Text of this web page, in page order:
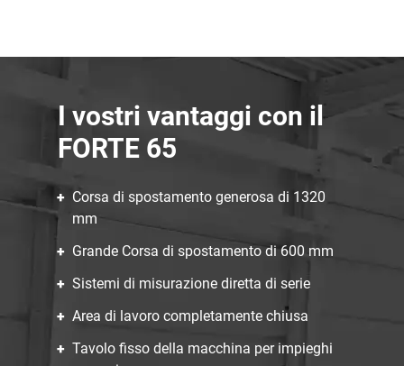
I vostri vantaggi con il
FORTE 65
Corsa di spostamento generosa di 1320
mm
Grande Corsa di spostamento di 600 mm
Sistemi di misurazione diretta di serie
Area di lavoro completamente chiusa
Tavolo fisso della macchina per impieghi